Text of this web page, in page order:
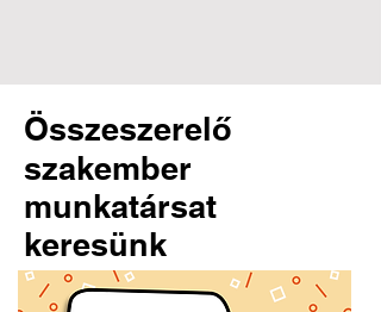
Dynamic-Csurgó Ltd. |
8840 Csurgó, Arany János
Street 44. | +36-82/472-014
Összeszerelő
szakember
munkatársat
keresünk